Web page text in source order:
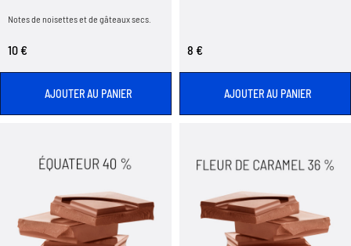
Notes de noisettes et de gâteaux secs.
10 €
AJOUTER AU PANIER
8 €
AJOUTER AU PANIER